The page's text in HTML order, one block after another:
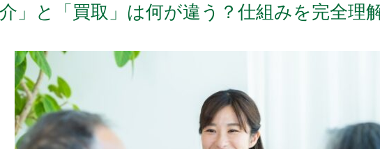
」と「買取」は何が違う？仕組みを完全理